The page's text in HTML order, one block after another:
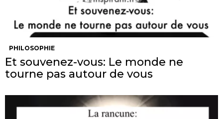
PHILOSOPHIE
Et souvenez-vous: Le monde ne
tourne pas autour de vous